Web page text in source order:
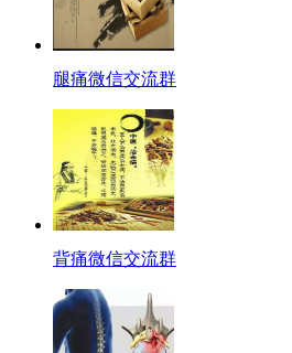
腿痛微信交流群
背痛微信交流群